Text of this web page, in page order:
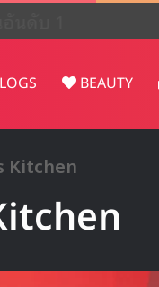
BEAUTY
Kitchen